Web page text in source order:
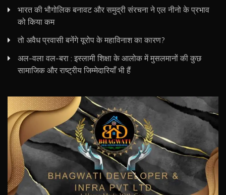
भारत की भौगोलिक बनावट और समुद्री संरचना ने एल नीनो के प्रभाव
को किया कम
तो अवैध प्रवासी बनेंगे यूरोप के महाविनाश का कारण?
अल-वला वल-बरा : इस्लामी शिक्षा के आलोक में मुसलमानों की कुछ
सामाजिक और राष्ट्रीय जिम्मेदारियाँ भी हैं